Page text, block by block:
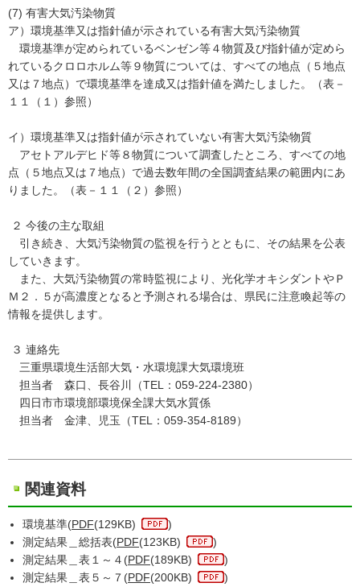
(7) 有害大気汚染物質
ア）環境基準又は指針値が示されている有害大気汚染物質
環境基準が定められているベンゼン等４物質及び指針値が定めら
れているクロロホルム等９物質については、すべての地点（５地点
又は７地点）で環境基準を達成又は指針値を満たしました。（表－
１１（１）参照）
イ）環境基準又は指針値が示されていない有害大気汚染物質
アセトアルデヒド等８物質について調査したところ、すべての地
点（５地点又は７地点）で過去数年間の全国調査結果の範囲内にあ
りました。（表－１１（２）参照）
２ 今後の主な取組
引き続き、大気汚染物質の監視を行うとともに、その結果を公表
していきます。
また、大気汚染物質の常時監視により、光化学オキシダントやＰ
Ｍ２．５が高濃度となると予測される場合は、県民に注意喚起等の
情報を提供します。
３ 連絡先
三重県環境生活部大気・水環境課大気環境班
担当者 森口、長谷川（TEL：059-224-2380）
四日市市環境部環境保全課大気水質係
担当者 金津、児玉（TEL：059-354-8189）
関連資料
環境基準(PDF(129KB)
)
測定結果＿総括表(PDF(123KB)
)
測定結果＿表１～４(PDF(189KB)
)
測定結果＿表５～７(PDF(200KB)
)